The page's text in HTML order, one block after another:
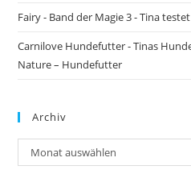
Fairy - Band der Magie 3 - Tina testet
Carnilove Hundefutter - Tinas
Nature – Hundefutter
Archiv
Archiv
Monat auswählen